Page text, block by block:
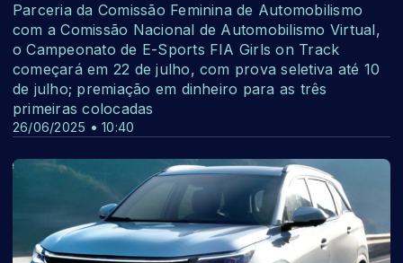
26/06/2025 • 10:40
Parceria da Comissão Feminina de Automobilismo
com a Comissão Nacional de Automobilismo Virtual,
o Campeonato de E-Sports FIA Girls on Track
começará em 22 de julho, com prova seletiva até 10
de julho; premiação em dinheiro para as três
primeiras colocadas